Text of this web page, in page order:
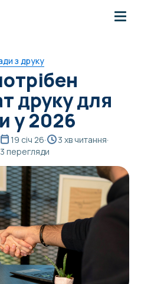
з друку
друку для
у 2026
19 січ 26· 3 хв читання·
перегляди